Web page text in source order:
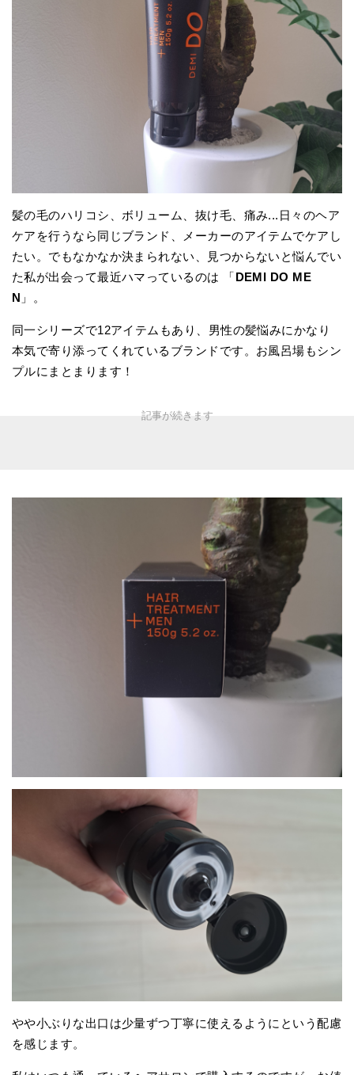
髪の毛のハリコシ、ボリューム、抜け毛、痛み...日々のヘア
ケアを行うなら同じブランド、メーカーのアイテムでケアし
たい。でもなかなか決まられない、見つからないと悩んでい
た私が出会って最近ハマっているのは 「DEMI DO ME
N 」。
同一シリーズで12アイテムもあり、男性の髪悩みにかなり
本気で寄り添ってくれているブランドです。お風呂場もシン
プルにまとまります！
やや小ぶりな出口は少量ずつ丁寧に使えるようにという配慮
を感じます。